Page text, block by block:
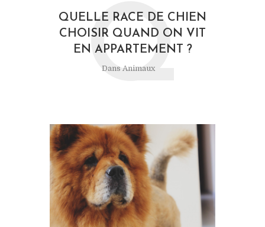
QUELLE RACE DE CHIEN
CHOISIR QUAND ON VIT
EN APPARTEMENT ?
Dans Animaux
Q